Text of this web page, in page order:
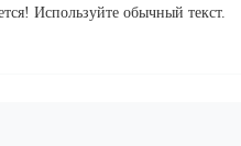
Используйте обычный текст.